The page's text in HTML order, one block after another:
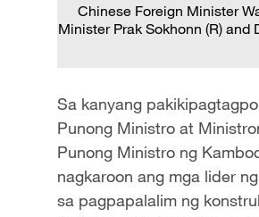
Chinese Foreign Minister
Minister Prak Sokhonn (R)
Sa kanyang
Punong Ministro at
Punong Ministro ng
nagkaroon ang mga lider
sa pagpapalalim ng